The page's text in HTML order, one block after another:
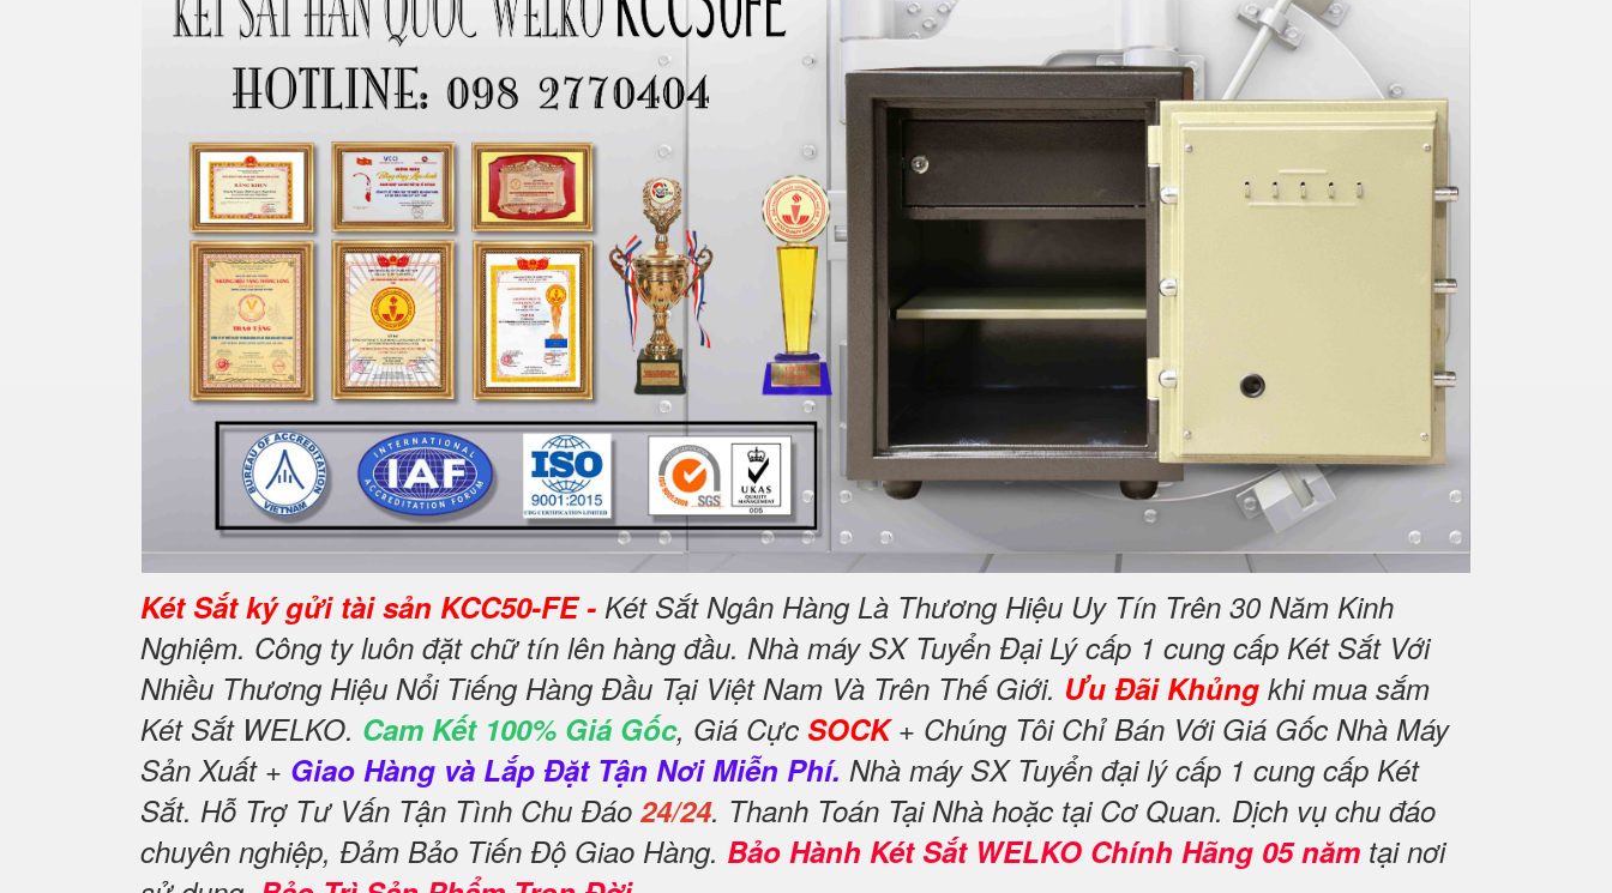
Két Sắt ký gửi tài sản KCC50-FE - Két Sắt Ngân Hàng Là Thương Hiệu Uy Tín Trên 30 Năm Kinh
Nghiệm. Công ty luôn đặt chữ tín lên hàng đầu. Nhà máy SX Tuyển Đại Lý cấp 1 cung cấp Két Sắt Với
Nhiều Thương Hiệu Nổi Tiếng Hàng Đầu Tại Việt Nam Và Trên Thế Giới. Ưu Đãi Khủng khi mua sắm
Két Sắt WELKO. Cam Kết 100% Giá Gốc, Giá Cực SOCK+ Chúng Tôi Chỉ Bán Với Giá Gốc Nhà Máy
Sản Xuất + Giao Hàng và Lắp Đặt Tận Nơi Miễn Phí. Nhà máy SX Tuyển đại lý cấp 1 cung cấp Két
Sắt. Hỗ Trợ Tư Vấn Tận Tình Chu Đáo 24/24. Thanh Toán Tại Nhà hoặc tại Cơ Quan. Dịch vụ chu đáo
chuyên nghiệp, Đảm Bảo Tiến Độ Giao Hàng. Bảo Hành Két Sắt WELKO Chính Hãng 05 năm tại nơi